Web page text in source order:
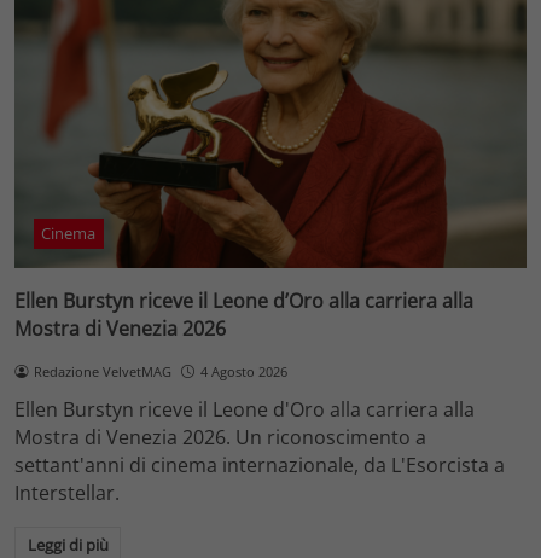
Cinema
Ellen Burstyn riceve il Leone d’Oro alla carriera alla
Mostra di Venezia 2026
Redazione VelvetMAG 4 Agosto 2026
Ellen Burstyn riceve il Leone d'Oro alla carriera alla
Mostra di Venezia 2026. Un riconoscimento a
settant'anni di cinema internazionale, da L'Esorcista a
Interstellar.
Leggi di più